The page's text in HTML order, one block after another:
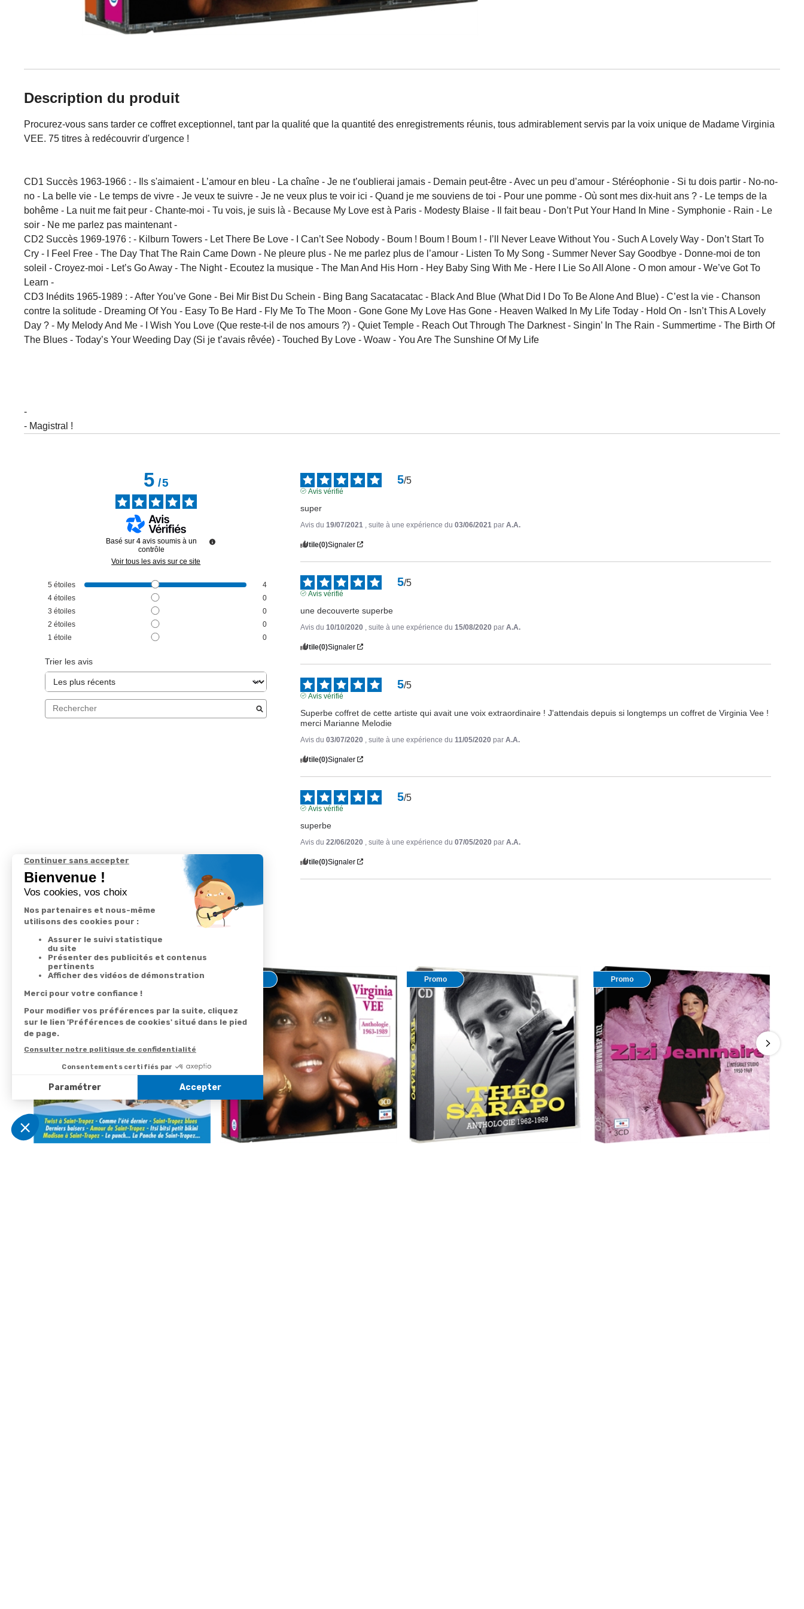
Description du produit
Procurez-vous sans tarder ce coffret exceptionnel, tant par la qualité que la quantité des enregistrements réunis, tous admirablement servis par la voix unique de Madame Virginia
VEE. 75 titres à redécouvrir d'urgence !
CD1 Succès 1963-1966 : - Ils s'aimaient - L’amour en bleu - La chaîne - Je ne t’oublierai jamais - Demain peut-être - Avec un peu d’amour - Stéréophonie - Si tu dois partir - No-no-
no - La belle vie - Le temps de vivre - Je veux te suivre - Je ne veux plus te voir ici - Quand je me souviens de toi - Pour une pomme - Où sont mes dix-huit ans ? - Le temps de la
bohême - La nuit me fait peur - Chante-moi - Tu vois, je suis là - Because My Love est à Paris - Modesty Blaise - Il fait beau - Don’t Put Your Hand In Mine - Symphonie - Rain - Le
soir - Ne me parlez pas maintenant -
CD2 Succès 1969-1976 : - Kilburn Towers - Let There Be Love - I Can’t See Nobody - Boum ! Boum ! Boum ! - I’ll Never Leave Without You - Such A Lovely Way - Don’t Start To
Cry - I Feel Free - The Day That The Rain Came Down - Ne pleure plus - Ne me parlez plus de l’amour - Listen To My Song - Summer Never Say Goodbye - Donne-moi de ton
soleil - Croyez-moi - Let’s Go Away - The Night - Ecoutez la musique - The Man And His Horn - Hey Baby Sing With Me - Here I Lie So All Alone - O mon amour - We’ve Got To
Learn -
CD3 Inédits 1965-1989 : - After You’ve Gone - Bei Mir Bist Du Schein - Bing Bang Sacatacatac - Black And Blue (What Did I Do To Be Alone And Blue) - C’est la vie - Chanson
contre la solitude - Dreaming Of You - Easy To Be Hard - Fly Me To The Moon - Gone Gone My Love Has Gone - Heaven Walked In My Life Today - Hold On - Isn’t This A Lovely
Day ? - My Melody And Me - I Wish You Love (Que reste-t-il de nos amours ?) - Quiet Temple - Reach Out Through The Darknest - Singin’ In The Rain - Summertime - The Birth Of
The Blues - Today’s Your Weeding Day (Si je t’avais rêvée) - Touched By Love - Woaw - You Are The Sunshine Of My Life
-
- Magistral !
5/5
Basé sur 4 avis soumis à un
contrôle
Voir tous les avis sur ce site
5 étoiles
4
4 étoiles
0
3 étoiles
0
2 étoiles
0
1 étoile 0
Trier les avis
5/5
Avis vérifié
super
Avis du 19/07/2021 , suite à une expérience du03/06/2021 parA.A.
Utile(0)Signaler
5/5
Avis vérifié
une decouverte superbe
Avis du 10/10/2020 , suite à une expérience du 15/08/2020 parA.A.
Utile(0)Signaler
5/5
Avis vérifié
Superbe coffret de cette artiste qui avait une voix extraordinaire ! J'attendais depuis si longtemps un coffret de Virginia Vee !
merci Marianne Melodie
Avis du03/07/2020 , suite à une expérience du 11/05/2020 parA.A.
Utile(0)Signaler
5/5
Avis vérifié
superbe
Avis du22/06/2020 , suite à une expérience du07/05/2020 parA.A.
Utile(0)Signaler
Nous vous recommandons
Promo Promo Promo